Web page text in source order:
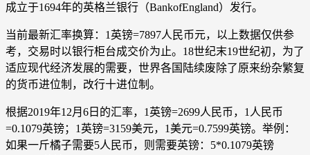
成立于1694年的英格兰银行（BankofEngland）发行。
当前最新汇率换算：1英镑=7897人民币元，以上数据仅供参
考，交易时以银行柜台成交价为止。18世纪末19世纪初，为了
适应现代经济发展的需要，世界各国陆续废除了原来纷杂繁复
的货币进位制，改行十进位制。
根据2019年12月6日的汇率，1英镑=2699人民币，1人民币
=0.1079英镑；1英镑=3159美元，1美元=0.7599英镑。举例：
如果一斤橘子需要5人民币，则需要英镑：5*0.1079英镑